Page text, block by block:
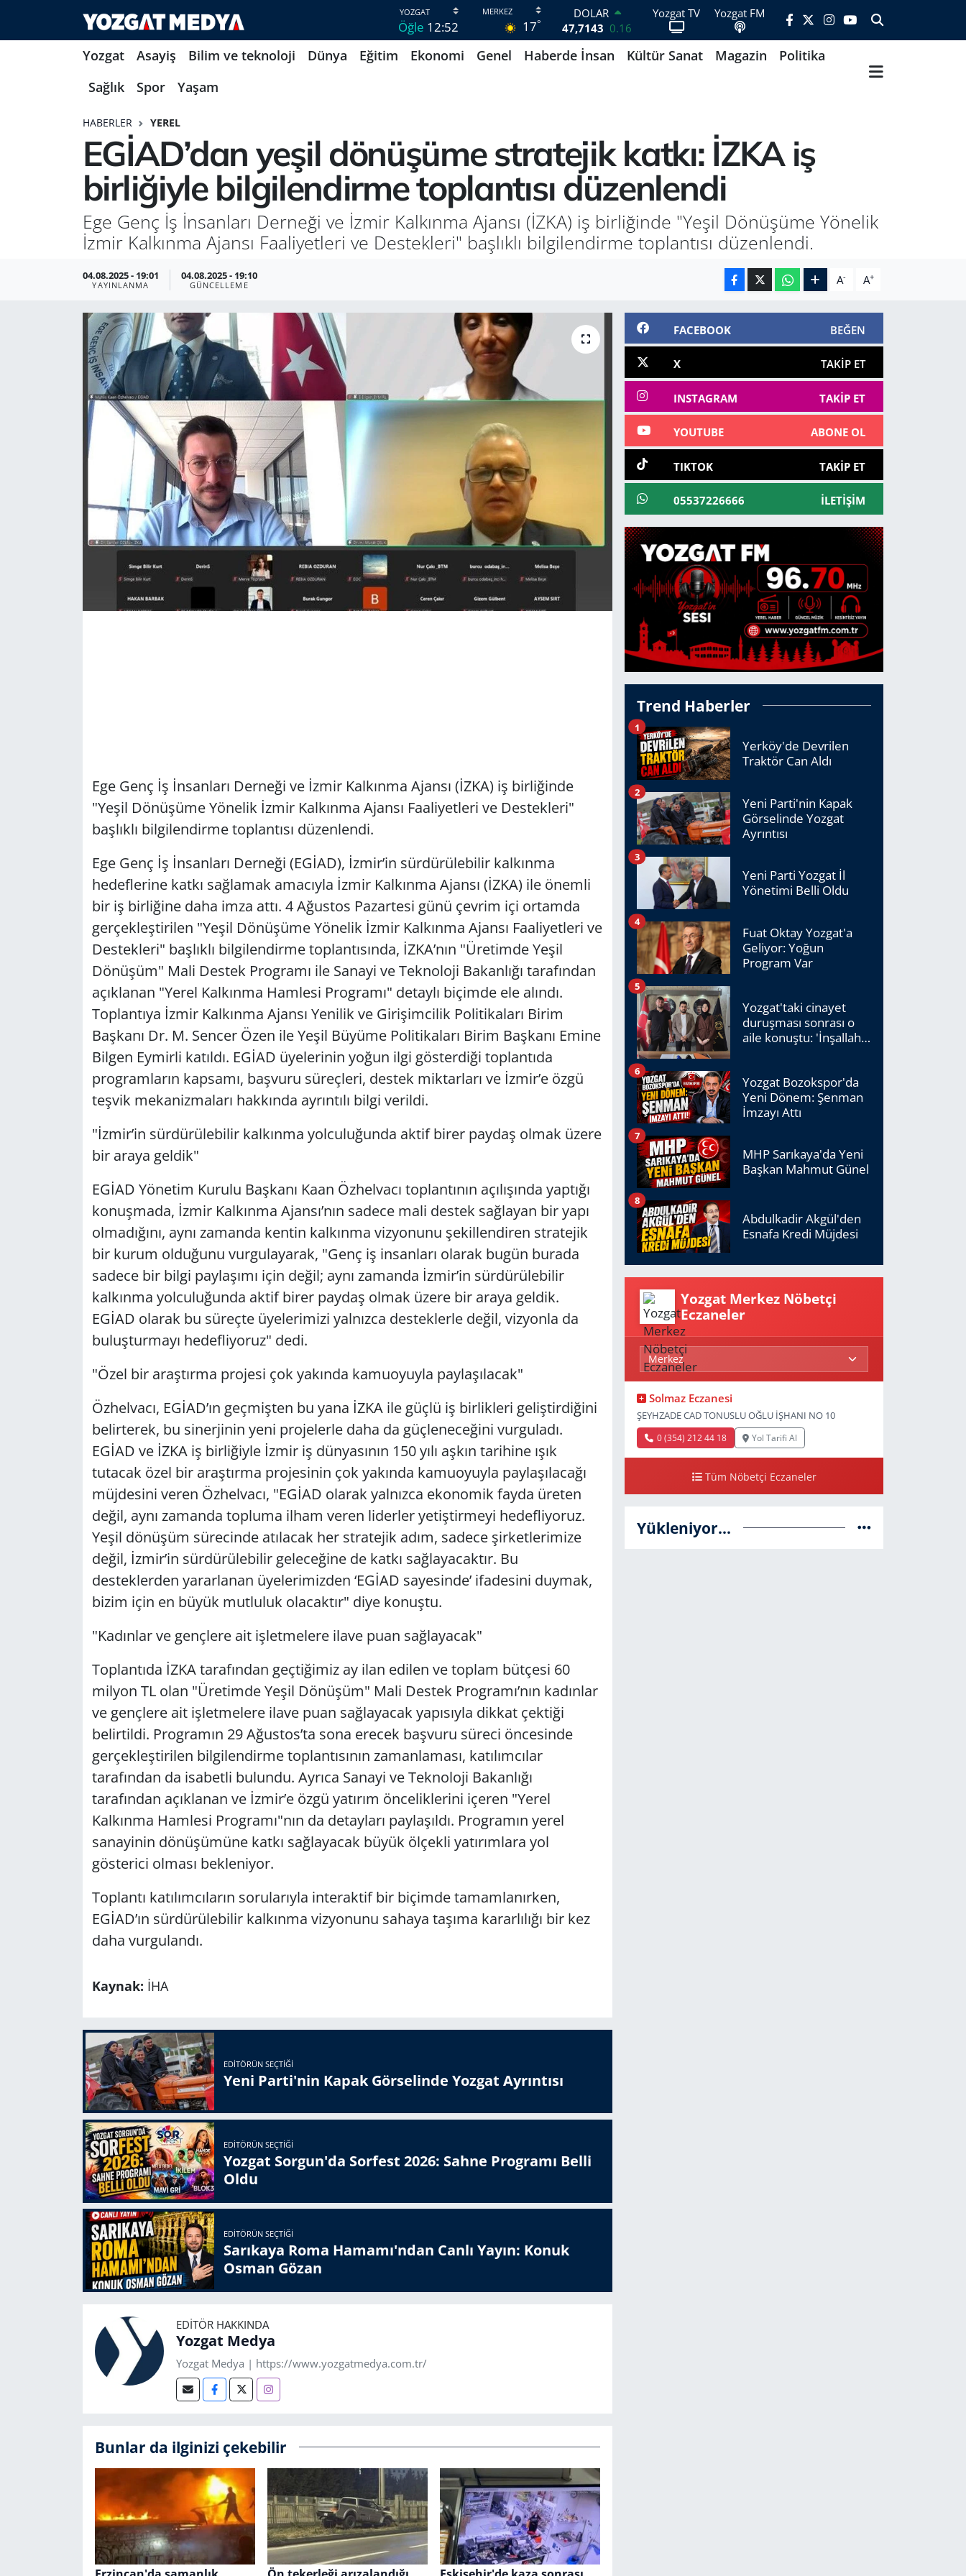
Öğle 12:52 17°
DOLAR
47,7143 0.16
EURO
55,0317 -0.02
13.799
70
BITCOIN
64.225,61
Yozgat TV Yozgat FM
Yozgat Asayiş Bilim ve teknoloji Dünya Eğitim Ekonomi Genel Haberde İnsan Kültür Sanat Magazin
Politika
Sağlık
Spor Yaşam
HABERLER YEREL
EGİAD’dan yeşil dönüşüme stratejik katkı: İZKA iş
birliğiyle bilgilendirme toplantısı düzenlendi
Ege Genç İş İnsanları Derneği ve İzmir Kalkınma Ajansı (İZKA) iş birliğinde "Yeşil Dönüşüme Yönelik
İzmir Kalkınma Ajansı Faaliyetleri ve Destekleri" başlıklı bilgilendirme toplantısı düzenlendi.
04.08.2025 - 19:01
YAYINLANMA
04.08.2025 - 19:10
GÜNCELLEME A- A+
Ege Genç İş İnsanları Derneği ve İzmir Kalkınma Ajansı (İZKA) iş birliğinde
"Yeşil Dönüşüme Yönelik İzmir Kalkınma Ajansı Faaliyetleri ve Destekleri"
başlıklı bilgilendirme toplantısı düzenlendi.
Ege Genç İş İnsanları Derneği (EGİAD), İzmir’in sürdürülebilir kalkınma
hedeflerine katkı sağlamak amacıyla İzmir Kalkınma Ajansı (İZKA) ile önemli
bir iş birliğine daha imza attı. 4 Ağustos Pazartesi günü çevrim içi ortamda
gerçekleştirilen "Yeşil Dönüşüme Yönelik İzmir Kalkınma Ajansı Faaliyetleri ve
Destekleri" başlıklı bilgilendirme toplantısında, İZKA’nın "Üretimde Yeşil
Dönüşüm" Mali Destek Programı ile Sanayi ve Teknoloji Bakanlığı tarafından
açıklanan "Yerel Kalkınma Hamlesi Programı" detaylı biçimde ele alındı.
Toplantıya İzmir Kalkınma Ajansı Yenilik ve Girişimcilik Politikaları Birim
Başkanı Dr. M. Sencer Özen ile Yeşil Büyüme Politikaları Birim Başkanı Emine
Bilgen Eymirli katıldı. EGİAD üyelerinin yoğun ilgi gösterdiği toplantıda
programların kapsamı, başvuru süreçleri, destek miktarları ve İzmir’e özgü
teşvik mekanizmaları hakkında ayrıntılı bilgi verildi.
"İzmir’in sürdürülebilir kalkınma yolculuğunda aktif birer paydaş olmak üzere
bir araya geldik"
EGİAD Yönetim Kurulu Başkanı Kaan Özhelvacı toplantının açılışında yaptığı
konuşmada, İzmir Kalkınma Ajansı’nın sadece mali destek sağlayan bir yapı
olmadığını, aynı zamanda kentin kalkınma vizyonunu şekillendiren stratejik
bir kurum olduğunu vurgulayarak, "Genç iş insanları olarak bugün burada
sadece bir bilgi paylaşımı için değil; aynı zamanda İzmir’in sürdürülebilir
kalkınma yolculuğunda aktif birer paydaş olmak üzere bir araya geldik.
EGİAD olarak bu süreçte üyelerimizi yalnızca desteklerle değil, vizyonla da
buluşturmayı hedefliyoruz" dedi.
"Özel bir araştırma projesi çok yakında kamuoyuyla paylaşılacak"
Özhelvacı, EGİAD’ın geçmişten bu yana İZKA ile güçlü iş birlikleri geliştirdiğini
belirterek, bu sinerjinin yeni projelerle daha da güçleneceğini vurguladı.
EGİAD ve İZKA iş birliğiyle İzmir iş dünyasının 150 yılı aşkın tarihine ışık
tutacak özel bir araştırma projesinin çok yakında kamuoyuyla paylaşılacağı
müjdesini veren Özhelvacı, "EGİAD olarak yalnızca ekonomik fayda üreten
değil, aynı zamanda topluma ilham veren liderler yetiştirmeyi hedefliyoruz.
Yeşil dönüşüm sürecinde atılacak her stratejik adım, sadece şirketlerimize
değil, İzmir’in sürdürülebilir geleceğine de katkı sağlayacaktır. Bu
desteklerden yararlanan üyelerimizden ‘EGİAD sayesinde’ ifadesini duymak,
bizim için en büyük mutluluk olacaktır" diye konuştu.
"Kadınlar ve gençlere ait işletmelere ilave puan sağlayacak"
Toplantıda İZKA tarafından geçtiğimiz ay ilan edilen ve toplam bütçesi 60
milyon TL olan "Üretimde Yeşil Dönüşüm" Mali Destek Programı’nın kadınlar
ve gençlere ait işletmelere ilave puan sağlayacak yapısıyla dikkat çektiği
belirtildi. Programın 29 Ağustos’ta sona erecek başvuru süreci öncesinde
gerçekleştirilen bilgilendirme toplantısının zamanlaması, katılımcılar
tarafından da isabetli bulundu. Ayrıca Sanayi ve Teknoloji Bakanlığı
tarafından açıklanan ve İzmir’e özgü yatırım önceliklerini içeren "Yerel
Kalkınma Hamlesi Programı"nın da detayları paylaşıldı. Programın yerel
sanayinin dönüşümüne katkı sağlayacak büyük ölçekli yatırımlara yol
gösterici olması bekleniyor.
Toplantı katılımcıların sorularıyla interaktif bir biçimde tamamlanırken,
EGİAD’ın sürdürülebilir kalkınma vizyonunu sahaya taşıma kararlılığı bir kez
daha vurgulandı.
Kaynak: İHA
EDITÖRÜN SEÇTIĞI
Yeni Parti'nin Kapak Görselinde Yozgat Ayrıntısı
EDITÖRÜN SEÇTIĞI
Yozgat Sorgun'da Sorfest 2026: Sahne Programı Belli
Oldu
EDITÖRÜN SEÇTIĞI
Sarıkaya Roma Hamamı'ndan Canlı Yayın: Konuk
Osman Gözan
EDITÖR HAKKINDA
Yozgat Medya
Yozgat Medya | https://www.yozgatmedya.com.tr/
Bunlar da ilginizi çekebilir
FACEBOOK BEĞEN
X TAKIP ET
INSTAGRAM TAKIP ET
YOUTUBE ABONE OL
TIKTOK TAKIP ET
05537226666 İLETIŞIM
Trend Haberler
Yerköy'de Devrilen
Traktör Can Aldı
1
Yeni Parti'nin Kapak
Görselinde Yozgat
Ayrıntısı
2
Yeni Parti Yozgat İl
Yönetimi Belli Oldu
3
Fuat Oktay Yozgat'a
Geliyor: Yoğun
Program Var
4
Yozgat'taki cinayet
duruşması sonrası o
aile konuştu: 'İnşallah
5
Yozgat Bozokspor'da
Yeni Dönem: Şenman
İmzayı Attı
6
MHP Sarıkaya'da Yeni
Başkan Mahmut Günel
7
Abdulkadir Akgül'den
Esnafa Kredi Müjdesi
8
Yozgat Merkez Nöbetçi
Eczaneler
Solmaz Eczanesi
ŞEYHZADE CAD TONUSLU OĞLU İŞHANI NO 10
0 (354) 212 44 18 Yol Tarifi Al
Tüm Nöbetçi Eczaneler
Yükleniyor...